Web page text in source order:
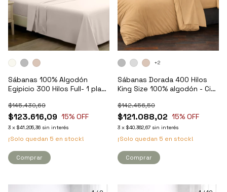
Sábanas 100% Algodón
Egipicio 300 Hilos Full- 1 plaza
$123.616,09
$145.430,69
15% OFF
3 x $41.205,36 sin interés
¡Solo quedan 5 en stock!
Comprar
Sábanas Dorada 400 Hilos
King Size 100% algodón - City
$121.088,02
$142.456,50
15% OFF
3 x $40.362,67 sin interés
¡Solo quedan 5 en stock!
+2
Comprar